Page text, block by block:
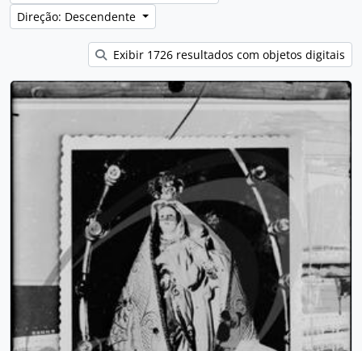
Direção: Descendente
Exibir 1726 resultados com objetos digitais